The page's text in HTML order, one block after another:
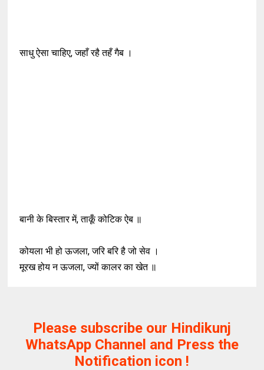
साधु ऐसा चाहिए, जहाँ रहै तहँ गैब ।
बानी के बिस्तार में, ताकूँ कोटिक ऐब ॥
कोयला भी हो ऊजला, जरि बरि है जो सेव ।
मूरख होय न ऊजला, ज्यों कालर का खेत ॥
Please subscribe our Hindikunj
WhatsApp Channel and Press the
Notification icon !